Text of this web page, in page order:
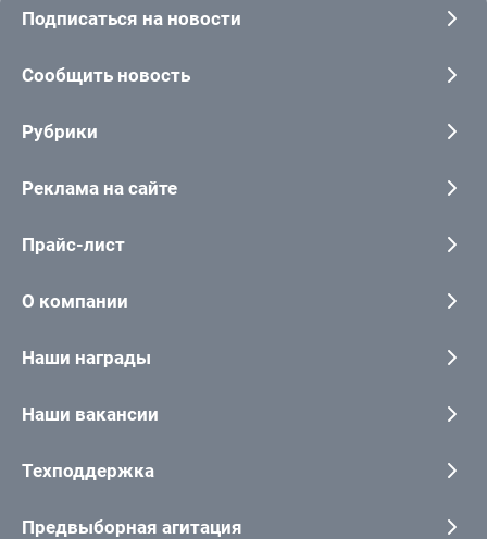
Подписаться на новости
Сообщить новость
Рубрики
Реклама на сайте
Прайс-лист
О компании
Наши награды
Наши вакансии
Техподдержка
Предвыборная агитация